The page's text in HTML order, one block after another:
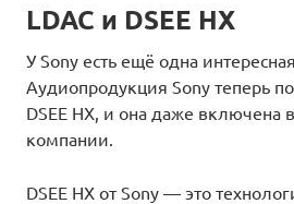
LDAC и DSEE HX
У Sony есть ещё одна
Аудиопродукция Sony теперь
DSEE HX, и она даже
компании.
DSEE HX от Sony — это